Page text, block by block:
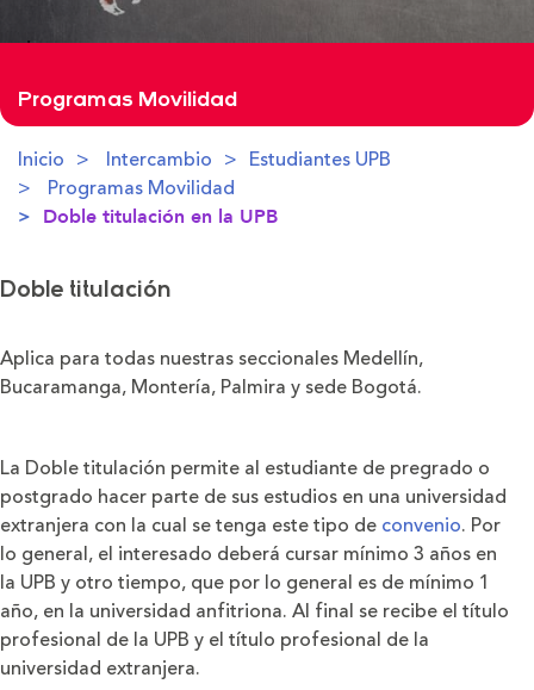
Programas Movilidad
Inicio Intercambio
Estudiantes UPB
Programas Movilidad
Doble titulación en la UPB
Doble titulación
Aplica para todas nuestras seccionales Medellín,
Bucaramanga, Montería, Palmira y sede Bogotá.
La Doble titulación permite al estudiante de pregrado o
postgrado hacer parte de sus estudios en una universidad
extranjera con la cual se tenga este tipo de convenio. Por
lo general, el interesado deberá cursar mínimo 3 años en
la UPB y otro tiempo, que por lo general es de mínimo 1
año, en la universidad anfitriona. Al final se recibe el título
profesional de la UPB y el título profesional de la
universidad extranjera.